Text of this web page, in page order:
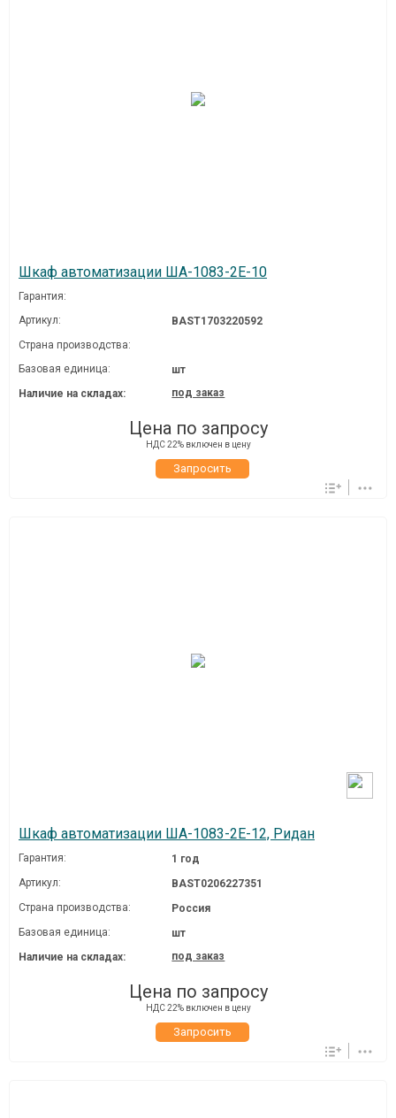
Шкаф автоматизации ША-1083-2E-10
Гарантия:
Артикул:
BAST1703220592
Страна производства:
Базовая единица:
шт
Наличие на складах:
под заказ
Цена по запросу
НДС 22% включен в цену
Запросить
Шкаф автоматизации ША-1083-2E-12, Ридан
Гарантия:
1 год
Артикул:
BAST0206227351
Страна производства:
Россия
Базовая единица:
шт
Наличие на складах:
под заказ
Цена по запросу
НДС 22% включен в цену
Запросить